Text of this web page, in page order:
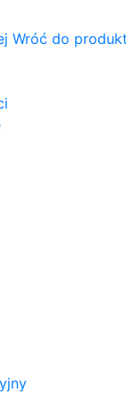
Wróć do